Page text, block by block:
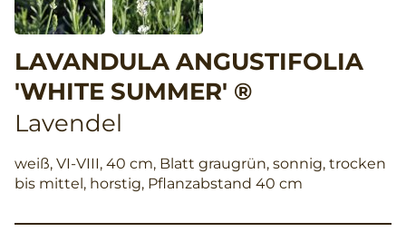
LAVANDULA ANGUSTIFOLIA
'WHITE SUMMER' ®
Lavendel
weiß, VI-VIII, 40 cm, Blatt graugrün, sonnig, trocken
bis mittel, horstig, Pflanzabstand 40 cm